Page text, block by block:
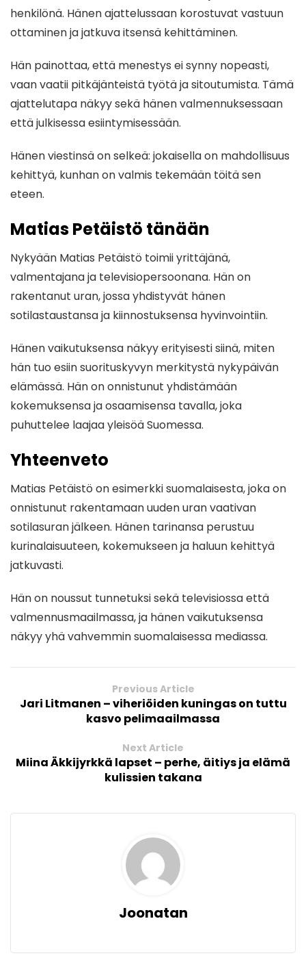
henkilönä. Hänen ajattelussaan korostuvat vastuun
ottaminen ja jatkuva itsensä kehittäminen.
Hän painottaa, että menestys ei synny nopeasti,
vaan vaatii pitkäjänteistä työtä ja sitoutumista. Tämä
ajattelutapa näkyy sekä hänen valmennuksessaan
että julkisessa esiintymisessään.
Hänen viestinsä on selkeä: jokaisella on mahdollisuus
kehittyä, kunhan on valmis tekemään töitä sen
eteen.
Matias Petäistö tänään
Nykyään Matias Petäistö toimii yrittäjänä,
valmentajana ja televisiopersoonana. Hän on
rakentanut uran, jossa yhdistyvät hänen
sotilastaustansa ja kiinnostuksensa hyvinvointiin.
Hänen vaikutuksensa näkyy erityisesti siinä, miten
hän tuo esiin suorituskyvyn merkitystä nykypäivän
elämässä. Hän on onnistunut yhdistämään
kokemuksensa ja osaamisensa tavalla, joka
puhuttelee laajaa yleisöä Suomessa.
Yhteenveto
Matias Petäistö on esimerkki suomalaisesta, joka on
onnistunut rakentamaan uuden uran vaativan
sotilasuran jälkeen. Hänen tarinansa perustuu
kurinalaisuuteen, kokemukseen ja haluun kehittyä
jatkuvasti.
Hän on noussut tunnetuksi sekä televisiossa että
valmennusmaailmassa, ja hänen vaikutuksensa
näkyy yhä vahvemmin suomalaisessa mediassa.
Previous Article
Jari Litmanen – viheriöiden kuningas on tuttu
kasvo pelimaailmassa
Next Article
Miina Äkkijyrkkä lapset – perhe, äitiys ja elämä
kulissien takana
Joonatan